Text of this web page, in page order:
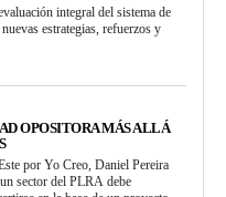
integral del sistema de
estrategias, refuerzos y
OPOSITORA MÁS ALLÁ
por Yo Creo, Daniel Pereira
sector del PLRA debe